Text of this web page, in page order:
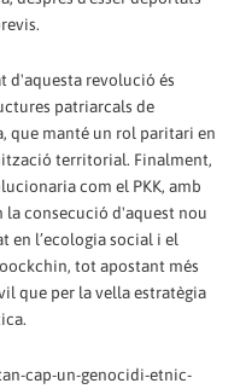
d'aquesta revolució és
patriarcals de
que manté un rol paritari en
territorial. Finalment,
com el PKK, amb
la consecució d'aquest nou
en l’ecologia social i el
tot apostant més
que per la vella estratègia
cap-un-genocidi-etnic-